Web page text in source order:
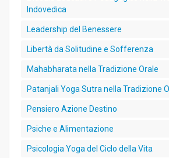
Indovedica
Leadership del Benessere
Libertà da Solitudine e Sofferenza
Mahabharata nella Tradizione Orale
Patanjali Yoga Sutra nella Tradizione
Pensiero Azione Destino
Psiche e Alimentazione
Psicologia Yoga del Ciclo della Vita